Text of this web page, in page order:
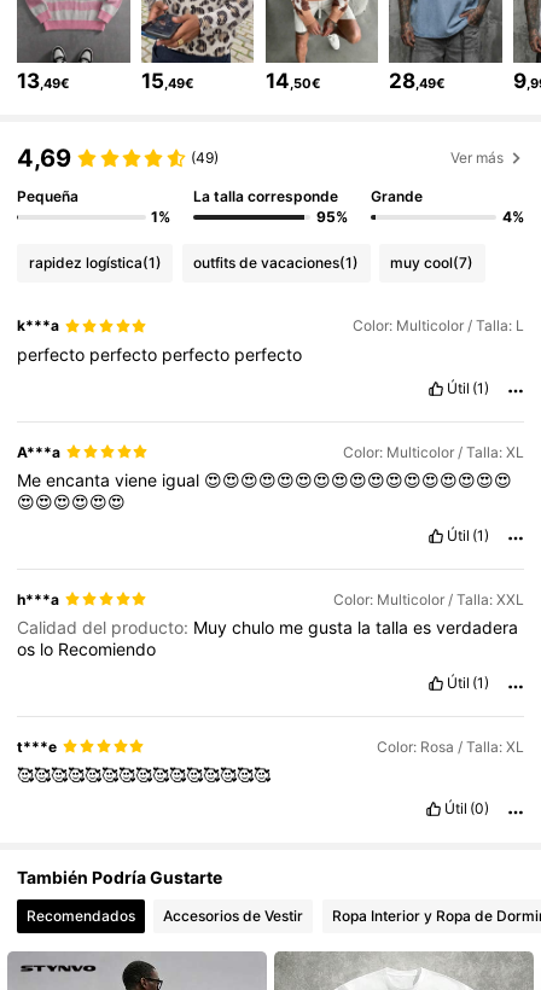
4,74 81K Seguidores
81K Seguidores
4,74 81K Seguidores
13,49€ 15,49€ 14,50€ 28,49€ 9
4,69 (49) Ver más
Pequeña
1%
La talla corresponde
95%
Grande
4%
rapidez logística(1) outfits de vacaciones(1) muy cool(7)
k***a Color: Multicolor / Talla: L
perfecto perfecto perfecto perfecto
Útil (1)
A***a Color: Multicolor / Talla: XL
Meencantaviene igual 😍😍😍😍😍😍😍😍😍😍😍😍😍😍😍😍😍
😍😍😍😍😍😍
Útil (1)
h***a Color: Multicolor / Talla: XXL
Calidad del producto: Muychulo megusta latallaesverdadera
os lo Recomiendo
Útil (1)
t***e Color: Rosa / Talla: XL
🥰🥰🥰🥰🥰🥰🥰🥰🥰🥰🥰🥰🥰🥰🥰
Útil (0)
También Podría Gustarte
Recomendados Accesorios de Vestir Ropa Interior y Ropa de